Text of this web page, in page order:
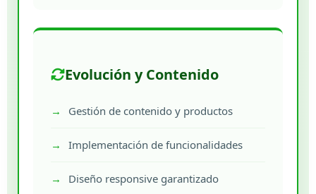
Evolución y Contenido
Gestión de contenido y productos
Implementación de funcionalidades
Diseño responsive garantizado